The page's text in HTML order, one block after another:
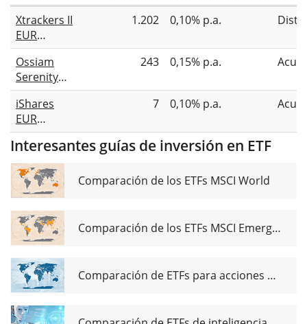
Xtrackers II
EUR
Overnight
Rate Swap
UCITS ETF
1D
1.202 0,10% p.a.
Ossiam
Serenity
Euro UCITS
ETF 1C
(EUR)
243 0,15% p.a.
iShares
EUR
Overnight
Rate Swap
UCITS ETF
(Acc)
7 0,10% p.a.
Interesantes guías de inversión en ETF
Comparación de los ETFs MSCI World
Comparación de los ETFs MSCI Emerging Markets
Comparación de ETFs para acciones de dividendos globales